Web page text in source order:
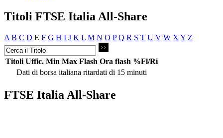
Titoli FTSE Italia All-Share
A B C D E F G H I J K L M N O P Q R S T U V W X Y Z
Titoli Uffic. Min Max Flash Ora flash %Fl/Ri
Dati di borsa italiana ritardati di 15 minuti
FTSE Italia All-Share